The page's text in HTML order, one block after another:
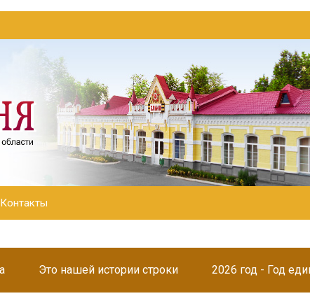
Контакты
Это нашей истории строки 2026 год - Год